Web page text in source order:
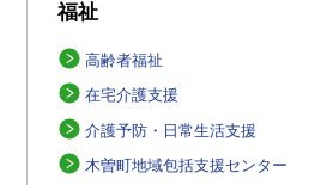
福祉
高齢者福祉
在宅介護支援
介護予防・日常生活支援
木曽町地域包括支援センター